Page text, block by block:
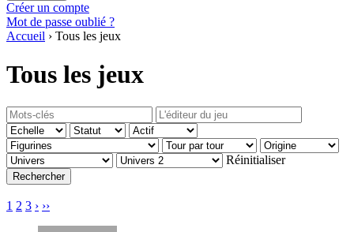
Créer un compte
Mot de passe oublié ?
Accueil › Tous les jeux
Tous les jeux
Réinitialiser
1 2 3 › ››